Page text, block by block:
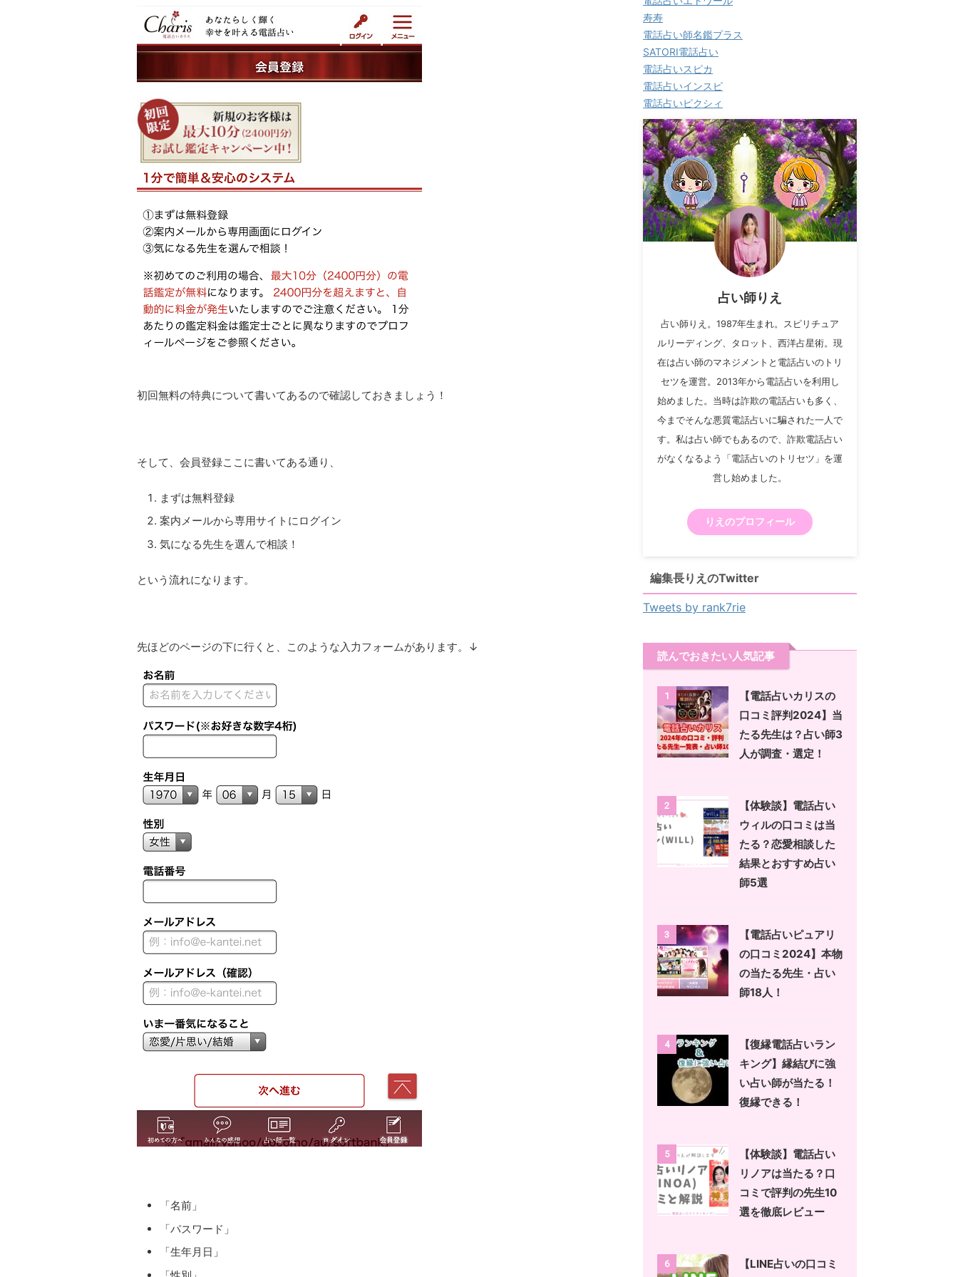
初回無料の特典について書いてあるので確認しておきましょう！
そして、会員登録ここに書いてある通り、
まずは無料登録
案内メールから専用サイトにログイン
気になる先生を選んで相談！
という流れになります。
先ほどのページの下に行くと、このような入力フォームがあります。↓
「名前」
「パスワード」
「生年月日」
寿寿
電話占い師名鑑プラス
SATORI電話占い
電話占いスピカ
電話占いインスピ
電話占いピクシィ
占い師りえ
占い師りえ。1987年生まれ。スピリチュア
ルリーディング、タロット、西洋占星術。現
在は占い師のマネジメントと電話占いのトリ
セツを運営。2013年から電話占いを利用し
始めました。当時は詐欺の電話占いも多く、
今までそんな悪質電話占いに騙された一人で
す。私は占い師でもあるので、詐欺電話占い
がなくなるよう「電話占いのトリセツ」を運
営し始めました。
りえのプロフィール
編集長りえのTwitter
Tweets by rank7rie
読んでおきたい人気記事
1
【電話占いカリスの
口コミ評判2024】当
たる先生は？占い師3
人が調査・選定！
2
【体験談】電話占い
ウィルの口コミは当
たる？恋愛相談した
結果とおすすめ占い
師5選
3
【電話占いピュアリ
の口コミ2024】本物
の当たる先生・占い
師18人！
4
【復縁電話占いラン
キング】縁結びに強
い占い師が当たる！
復縁できる！
5
【体験談】電話占い
リノアは当たる？口
コミで評判の先生10
選を徹底レビュー
6
【LINE占いの口コミ